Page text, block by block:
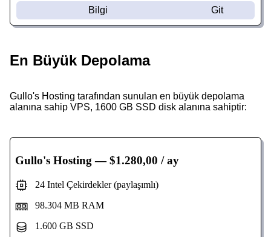
Bilgi Git
En Büyük Depolama
Gullo's Hosting tarafından sunulan en büyük depolama
alanına sahip VPS, 1600 GB SSD disk alanına sahiptir:
Gullo's Hosting— $1.280,00 / ay
24 Intel Çekirdekler (paylaşımlı)
98.304 MB RAM
1.600 GB SSD